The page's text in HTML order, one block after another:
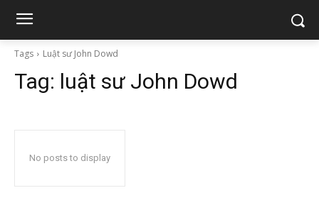
Tags Luật sư John Dowd
Tag: luật sư John Dowd
No posts to display